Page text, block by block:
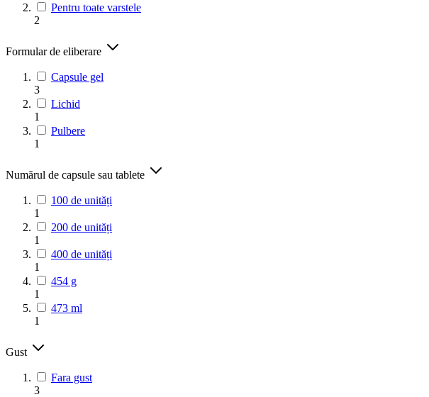
Pentru toate varstele
2
Formular de eliberare
Capsule gel
3
Lichid
1
Pulbere
1
Numărul de capsule sau tablete
100 de unități
1
200 de unități
1
400 de unități
1
454 g
1
473 ml
1
Gust
Fara gust
3